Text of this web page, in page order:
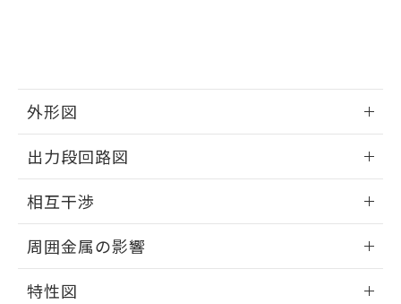
外形図
外形図
出力段回路図
出力段回路図
相互干渉
相互干渉
周囲金属の影響
特性図
※当社の共同利用者とは、"個人情報
指します。
51物質の非含有証明書（当社基準）
※本証明書は発行日時点で非含有を証明す
るもので、過去に遡って非含有を証明する
ものではありません。
また、RoHS指令のフタル酸エステル類４
物質の対応では、対応完了までの期間は出
荷製品に未対応品が混在することから備考
既に当社にて対応品への在庫切替を完了
していることから、特段のことがない限
り、2022年1月12日より割愛しておりま